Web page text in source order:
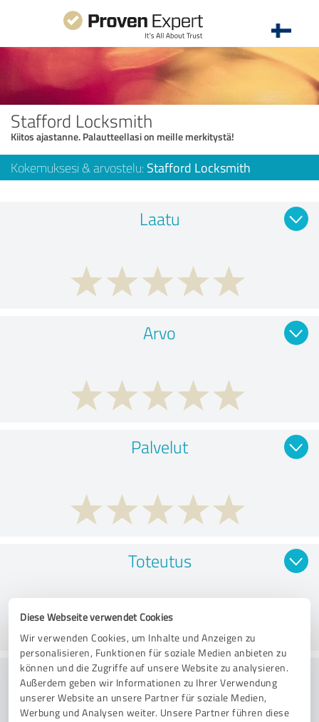
Diese Webseite verwendet Cookies
Wir verwenden Cookies, um Inhalte und Anzeigen zu
personalisieren, Funktionen für soziale Medien anbieten zu
können und die Zugriffe auf unsere Website zu analysieren.
Außerdem geben wir Informationen zu Ihrer Verwendung
unserer Website an unsere Partner für soziale Medien,
Werbung und Analysen weiter. Unsere Partner führen diese
Stafford Locksmith
Kiitos ajastanne. Palautteellasi on meille merkitystä!
Kokemuksesi & arvostelu: Stafford Locksmith
Laatu
Arvo
Palvelut
Toteutus
Konsultointi